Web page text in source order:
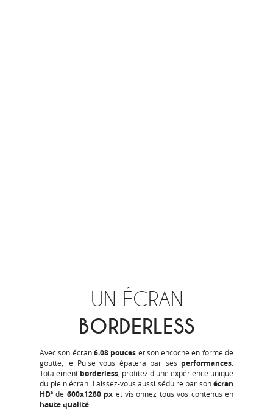
UN ÉCRAN
BORDERLESS
Avec son écran6.08 pouces et son encoche en forme de
goutte, le Pulse vous épatera par ses performances
Totalement borderless , profitez d'une expérience unique
du plein écran. Laissez-vous aussi séduire par sonécran
HDs de 600x1280 px et visionnez tous vos contenus en
haute qualité